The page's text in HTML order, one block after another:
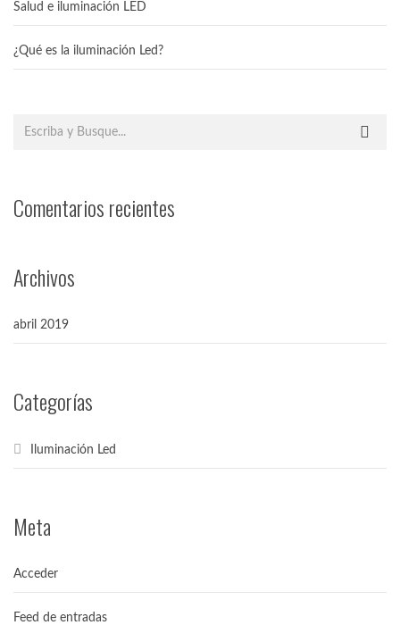
Salud e iluminación LED
¿Qué es la iluminación Led?
Comentarios recientes
Archivos
abril 2019
Categorías
Iluminación Led
Meta
Acceder
Feed de entradas